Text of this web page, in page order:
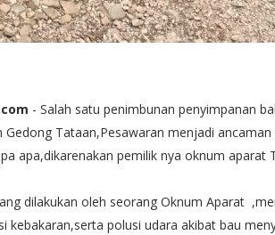
- Salah satu penimbunan penyimpanan
Gedong Tataan,Pesawaran menjadi
apa,dikarenakan pemilik nya oknum aparat
dilakukan oleh seorang Oknum Aparat
kebakaran,serta polusi udara akibat bau